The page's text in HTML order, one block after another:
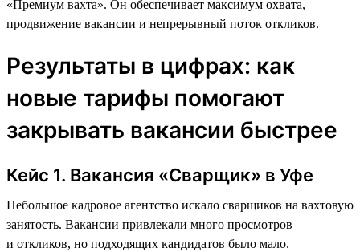
«Премиум вахта». Он обеспечивает максимум охвата,
продвижение вакансии и непрерывный поток откликов.
Результаты в цифрах: как
новые тарифы помогают
закрывать вакансии быстрее
Кейс 1. Вакансия «Сварщик» в Уфе
Небольшое кадровое агентство искало сварщиков на вахтовую
занятость. Вакансии привлекали много просмотров
и откликов, но подходящих кандидатов было мало.